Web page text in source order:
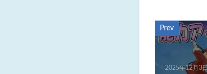
Prev
2025年12月3